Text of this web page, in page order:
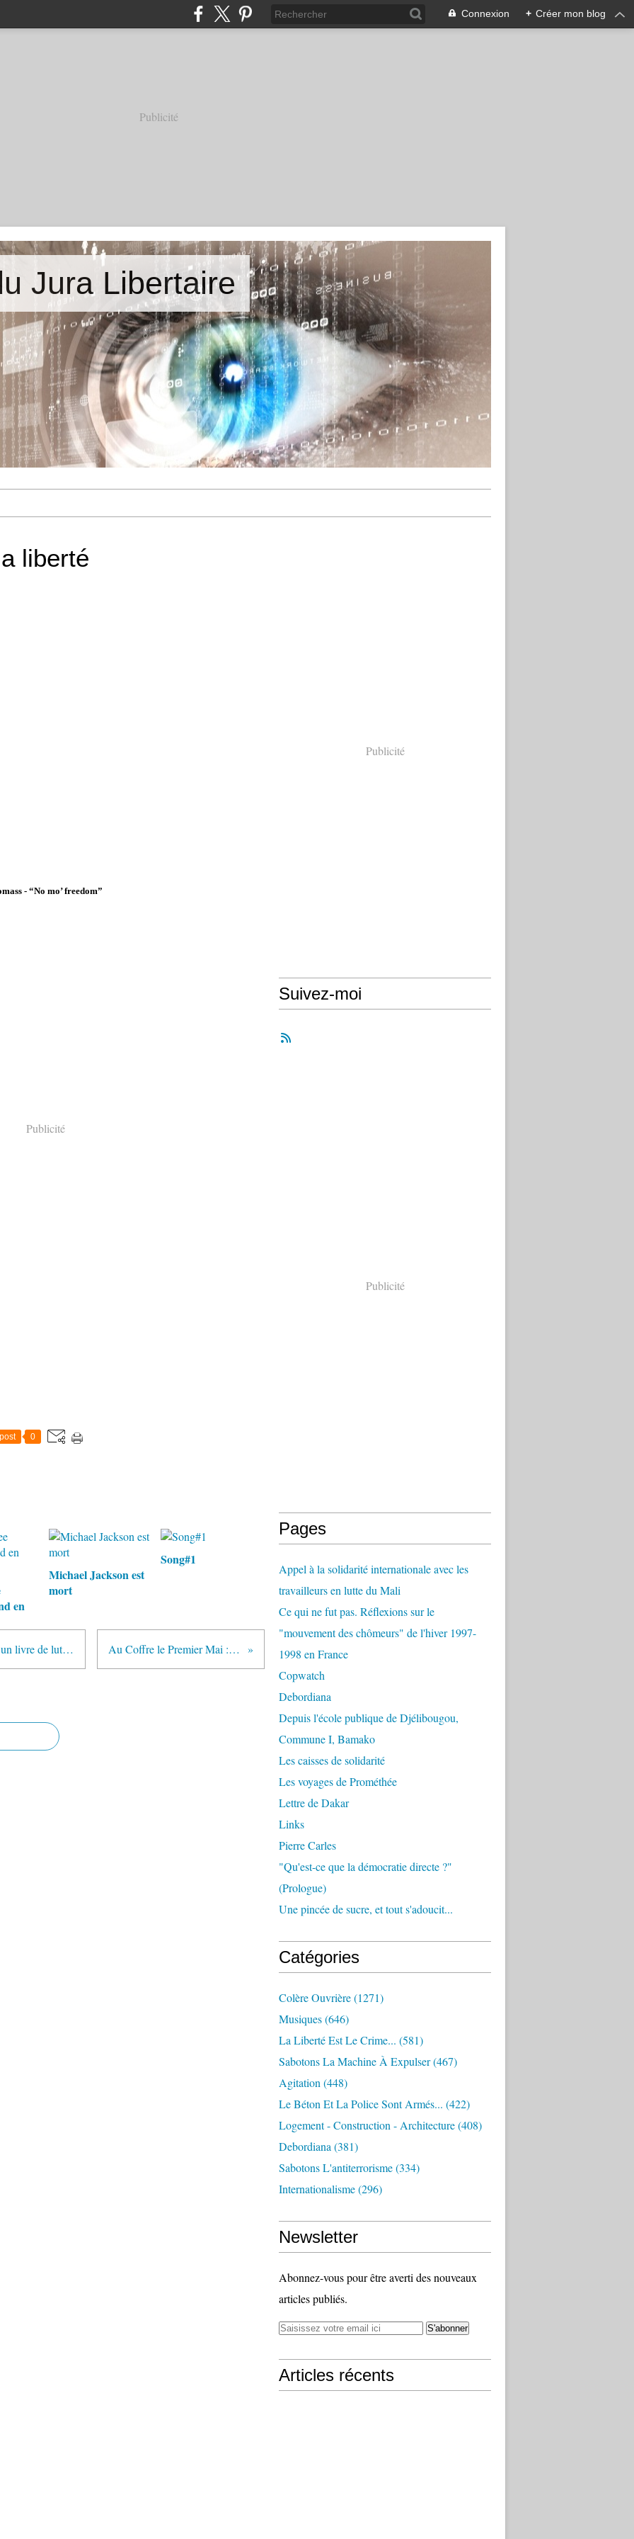
Connexion + Créer mon blog
Publicité
Jura Libertaire
liberté
- “No mo’ freedom”
Publicité
0
en
Michael Jackson est
mort
Song#1
École, une révolution nécessaire - un livre de lutte et de réflexion ! Au Coffre le Premier Mai : de la balle !
Publicité
Suivez-moi
Publicité
Pages
Appel à la solidarité internationale avec les
travailleurs en lutte du Mali
Ce qui ne fut pas. Réflexions sur le
"mouvement des chômeurs" de l'hiver 1997-
1998 en France
Copwatch
Debordiana
Depuis l'école publique de Djélibougou,
Commune I, Bamako
Les caisses de solidarité
Les voyages de Prométhée
Lettre de Dakar
Links
Pierre Carles
"Qu'est-ce que la démocratie directe ?"
(Prologue)
Une pincée de sucre, et tout s'adoucit...
Catégories
Colère Ouvrière(1271)
Musiques(646)
La Liberté Est Le Crime... (581)
Sabotons La Machine À Expulser(467)
Agitation (448)
Le Béton Et La Police Sont Armés... (422)
Logement - Construction - Architecture(408)
Debordiana (381)
Sabotons L'antiterrorisme(334)
Internationalisme(296)
Newsletter
Abonnez-vous pour être averti des nouveaux
articles publiés.
Articles récents